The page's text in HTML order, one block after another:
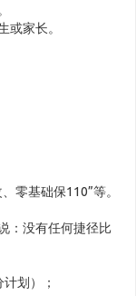
或家长。
零基础保110”等。
：没有任何捷径比
划）；